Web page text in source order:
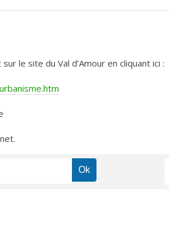
le site du Val d’Amour en cliquant ici :